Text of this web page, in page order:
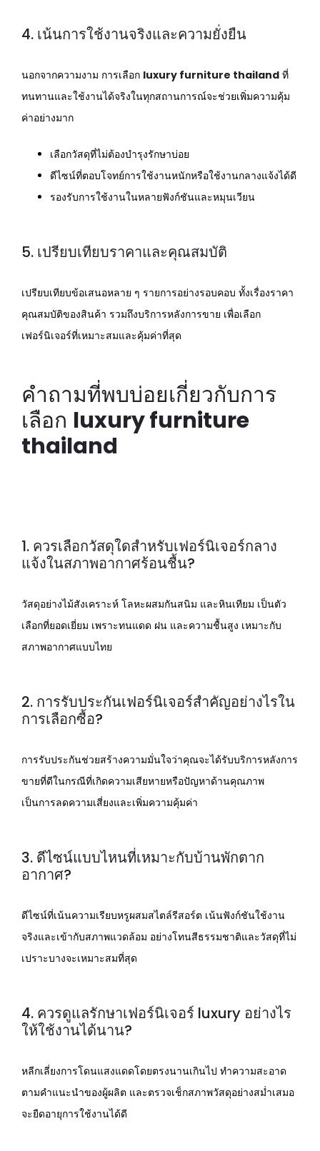
4. เน้นการใช้งานจริงและความยั่งยืน
นอกจากความงาม การเลือก luxury furniture thailand ที่
ทนทานและใช้งานได้จริงในทุกสถานการณ์จะช่วยเพิ่มความคุ้ม
ค่าอย่างมาก
เลือกวัสดุที่ไม่ต้องบำรุงรักษาบ่อย
ดีไซน์ที่ตอบโจทย์การใช้งานหนักหรือใช้งานกลางแจ้งได้ดี
รองรับการใช้งานในหลายฟังก์ชันและหมุนเวียน
5. เปรียบเทียบราคาและคุณสมบัติ
เปรียบเทียบข้อเสนอหลาย ๆ รายการอย่างรอบคอบ ทั้งเรื่องราคา
คุณสมบัติของสินค้า รวมถึงบริการหลังการขาย เพื่อเลือก
เฟอร์นิเจอร์ที่เหมาะสมและคุ้มค่าที่สุด
คำถามที่พบบ่อยเกี่ยวกับการ
เลือก luxury furniture
thailand
1. ควรเลือกวัสดุใดสำหรับเฟอร์นิเจอร์กลาง
แจ้งในสภาพอากาศร้อนชื้น?
วัสดุอย่างไม้สังเคราะห์ โลหะผสมกันสนิม และหินเทียม เป็นตัว
เลือกที่ยอดเยี่ยม เพราะทนแดด ฝน และความชื้นสูง เหมาะกับ
สภาพอากาศแบบไทย
2. การรับประกันเฟอร์นิเจอร์สำคัญอย่างไรใน
การเลือกซื้อ?
การรับประกันช่วยสร้างความมั่นใจว่าคุณจะได้รับบริการหลังการ
ขายที่ดีในกรณีที่เกิดความเสียหายหรือปัญหาด้านคุณภาพ
เป็นการลดความเสี่ยงและเพิ่มความคุ้มค่า
3. ดีไซน์แบบไหนที่เหมาะกับบ้านพักตาก
อากาศ?
ดีไซน์ที่เน้นความเรียบหรูผสมสไตล์รีสอร์ต เน้นฟังก์ชันใช้งาน
จริงและเข้ากับสภาพแวดล้อม อย่างโทนสีธรรมชาติและวัสดุที่ไม่
เปราะบางจะเหมาะสมที่สุด
4. ควรดูแลรักษาเฟอร์นิเจอร์ luxury อย่างไร
ให้ใช้งานได้นาน?
หลีกเลี่ยงการโดนแสงแดดโดยตรงนานเกินไป ทำความสะอาด
ตามคำแนะนำของผู้ผลิต และตรวจเช็กสภาพวัสดุอย่างสม่ำเสมอ
จะยืดอายุการใช้งานได้ดี